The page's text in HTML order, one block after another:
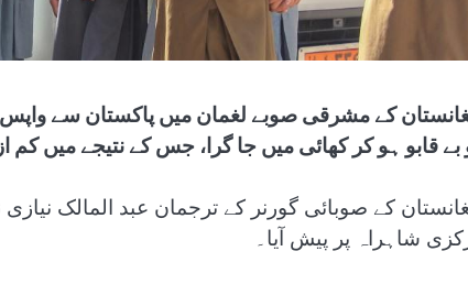
کے مشرقی صوبے لغمان میں پاکستان سے واپس
قابو ہو کر کھائی میں جا گرا، جس کے نتیجے میں کم از کم 22 افراد جان سے گئے اور 36
کے صوبائی گورنر کے ترجمان عبد المالک نیازی
شاہراہ پر پیش آیا۔